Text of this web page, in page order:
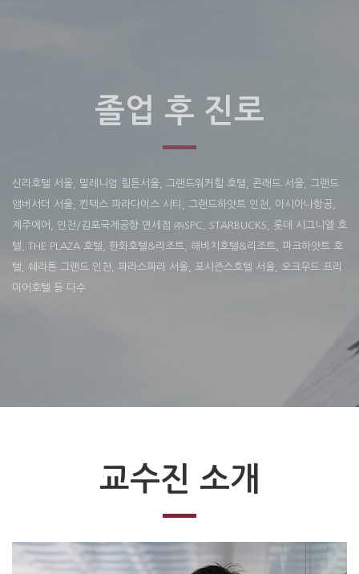
졸업 후 진로
신라호텔 서울, 밀레니엄 힐튼서울, 그랜드워커힐 호텔, 콘래드 서울, 그랜드
앰버서더 서울, 킨텍스 파라다이스 시티, 그랜드하얏트 인천, 아시아나항공,
제주에어, 인천/김포국제공항 면세점 ㈜SPC, STARBUCKS, 롯데 시그니엘 호
텔, THE PLAZA 호텔, 한화호텔&리조트, 해비치호텔&리조트, 파크하얏트 호
텔, 쉐라톤 그랜드 인천, 파라스파라 서울, 포시즌스호텔 서울, 오크우드 프리
미어호텔 등 다수
교수진 소개